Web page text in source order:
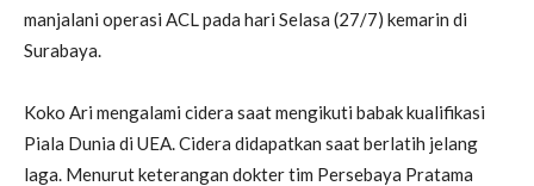
manjalani operasi ACL pada hari Selasa (27/7) kemarin di
Surabaya.
Koko Ari mengalami cidera saat mengikuti babak kualifikasi
Piala Dunia di UEA. Cidera didapatkan saat berlatih jelang
laga. Menurut keterangan dokter tim Persebaya Pratama